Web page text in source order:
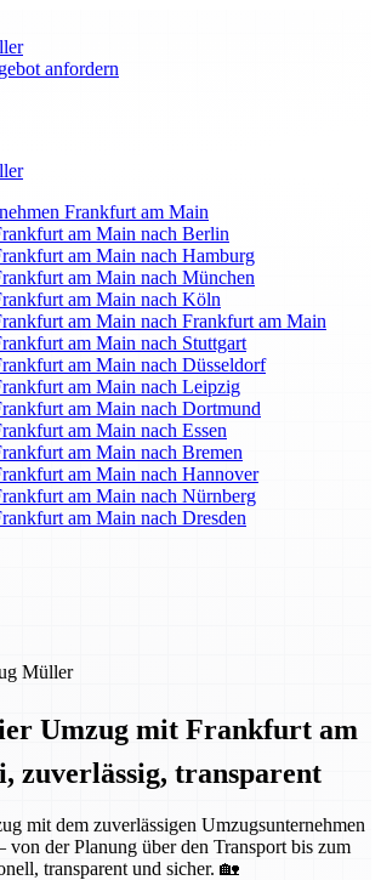
anfordern
Frankfurt am Main
am Main nach Berlin
am Main nach Hamburg
am Main nach München
am Main nach Köln
am Main nach Frankfurt am Main
am Main nach Stuttgart
am Main nach Düsseldorf
am Main nach Leipzig
am Main nach Dortmund
am Main nach Essen
am Main nach Bremen
am Main nach Hannover
am Main nach Nürnberg
am Main nach Dresden
Müller
Umzug mit Frankfurt am
zuverlässig, transparent
mit dem zuverlässigen Umzugsunternehmen
von der Planung über den Transport bis zum
transparent und sicher. 🏡